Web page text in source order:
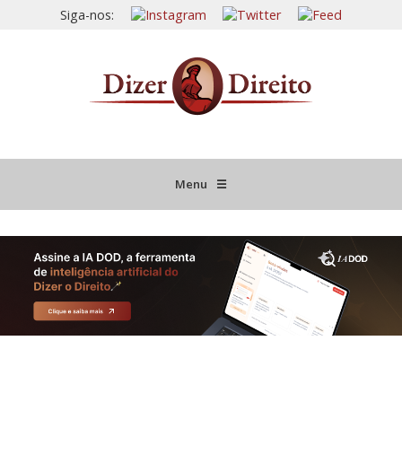
Siga-nos:
Menu ☰
JURISPRUDÊNCIA COMENTADA
INFORMATIVOS COMENTADOS